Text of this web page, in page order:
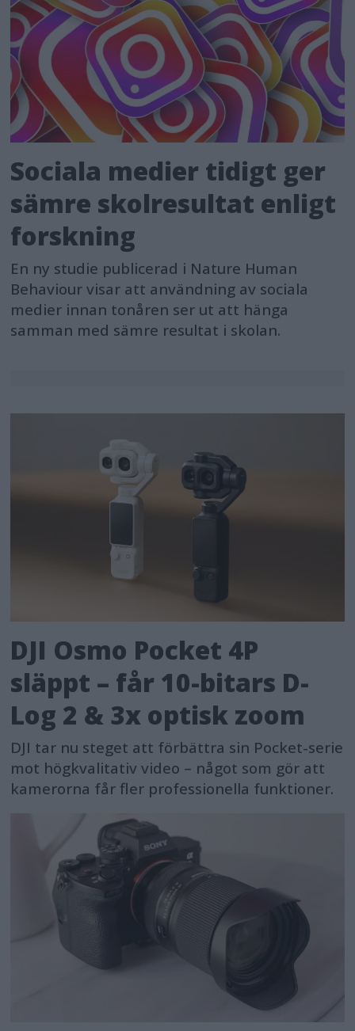
Sociala medier tidigt ger
sämre skolresultat enligt
forskning
En ny studie publicerad i Nature Human
Behaviour visar att användning av sociala
medier innan tonåren ser ut att hänga
samman med sämre resultat i skolan.
DJI Osmo Pocket 4P
släppt – får 10-bitars D-
Log 2 & 3x optisk zoom
DJI tar nu steget att förbättra sin Pocket-serie
mot högkvalitativ video – något som gör att
kamerorna får fler professionella funktioner.